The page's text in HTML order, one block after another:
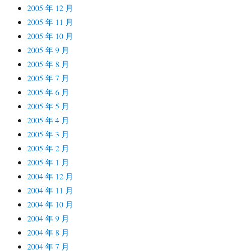
2005 年 12 月
2005 年 11 月
2005 年 10 月
2005 年 9 月
2005 年 8 月
2005 年 7 月
2005 年 6 月
2005 年 5 月
2005 年 4 月
2005 年 3 月
2005 年 2 月
2005 年 1 月
2004 年 12 月
2004 年 11 月
2004 年 10 月
2004 年 9 月
2004 年 8 月
2004 年 7 月